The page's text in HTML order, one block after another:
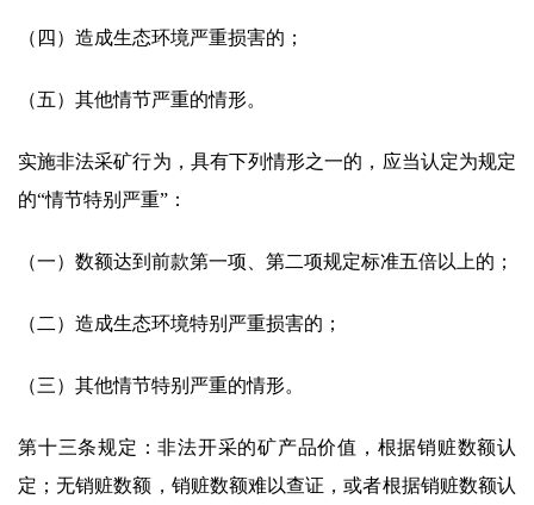
（四）造成生态环境严重损害的；
（五）其他情节严重的情形。
实施非法采矿行为，具有下列情形之一的，应当认定为规定
的“情节特别严重”：
（一）数额达到前款第一项、第二项规定标准五倍以上的；
（二）造成生态环境特别严重损害的；
（三）其他情节特别严重的情形。
第十三条规定：非法开采的矿产品价值，根据销赃数额认
定；无销赃数额，销赃数额难以查证，或者根据销赃数额认